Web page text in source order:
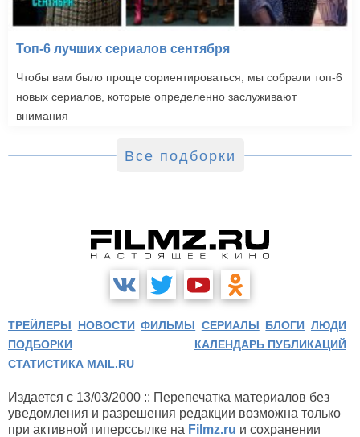
Топ-6 лучших сериалов сентября
Чтобы вам было проще сориентироваться, мы собрали топ-6
новых сериалов, которые определенно заслуживают
внимания
Все подборки
ТРЕЙЛЕРЫ НОВОСТИ ФИЛЬМЫ СЕРИАЛЫ БЛОГИ ЛЮДИ
ПОДБОРКИ
КАЛЕНДАРЬ ПУБЛИКАЦИЙ
СТАТИСТИКА MAIL.RU
Издается с 13/03/2000 :: Перепечатка материалов без
уведомления и разрешения редакции возможна только
при активной гиперссылке на Filmz.ru и сохранении